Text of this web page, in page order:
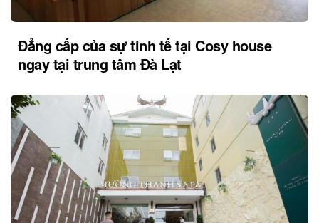
Đẳng cấp của sự tinh tế tại Cosy house
ngay tại trung tâm Đà Lạt